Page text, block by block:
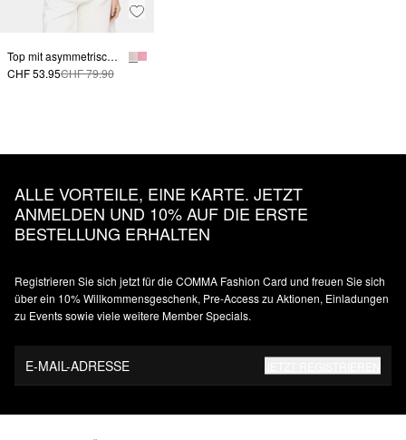
Top mit asymmetrischer Schulter
CHF 53.95CHF 79.90
ALLE VORTEILE, EINE KARTE. JETZT
ANMELDEN UND 10% AUF DIE ERSTE
BESTELLUNG ERHALTEN
Registrieren Sie sich jetzt für die COMMA Fashion Card und freuen Sie sich
über ein 10% Willkommensgeschenk, Pre-Access zu Aktionen, Einladungen
zu Events sowie viele weitere Member Specials.
E-MAIL-ADRESSE